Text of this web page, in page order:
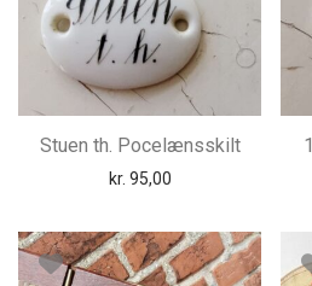
Stuen th. Pocelænsskilt
kr. 95,00